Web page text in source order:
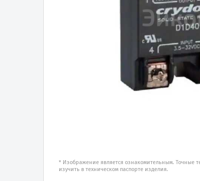
* Изображение является ознакомительным. Точные
изучить в техническом паспорте изделия.